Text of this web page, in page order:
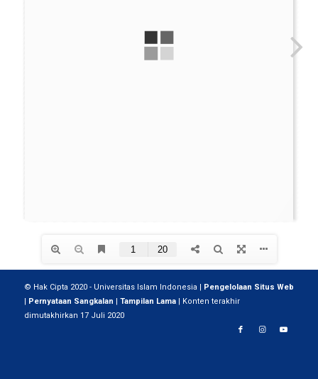
© Hak Cipta 2020 - Universitas Islam Indonesia | Pengelolaan Situs Web
| Pernyataan Sangkalan | Tampilan Lama| Konten terakhir
dimutakhirkan 17 Juli 2020